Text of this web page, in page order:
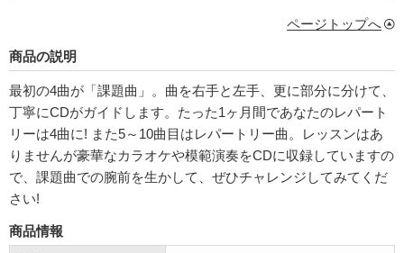
ページトップへ
商品の説明
最初の4曲が「課題曲」。曲を右手と左手、更に部分に分けて、
丁寧にCDがガイドします。たった1ヶ月間であなたのレパート
リーは4曲に! また5～10曲目はレパートリー曲。レッスンはあ
りませんが豪華なカラオケや模範演奏をCDに収録していますの
で、課題曲での腕前を生かして、ぜひチャレンジしてみてくだ
さい!
商品情報